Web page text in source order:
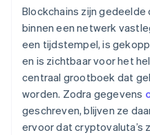
Blockchains zijn
binnen een netwerk
een tijdstempel, is
en is zichtbaar voor het
centraal grootboek dat
worden. Zodra gegevens
geschreven, blijven ze
ervoor dat cryptovaluta’s